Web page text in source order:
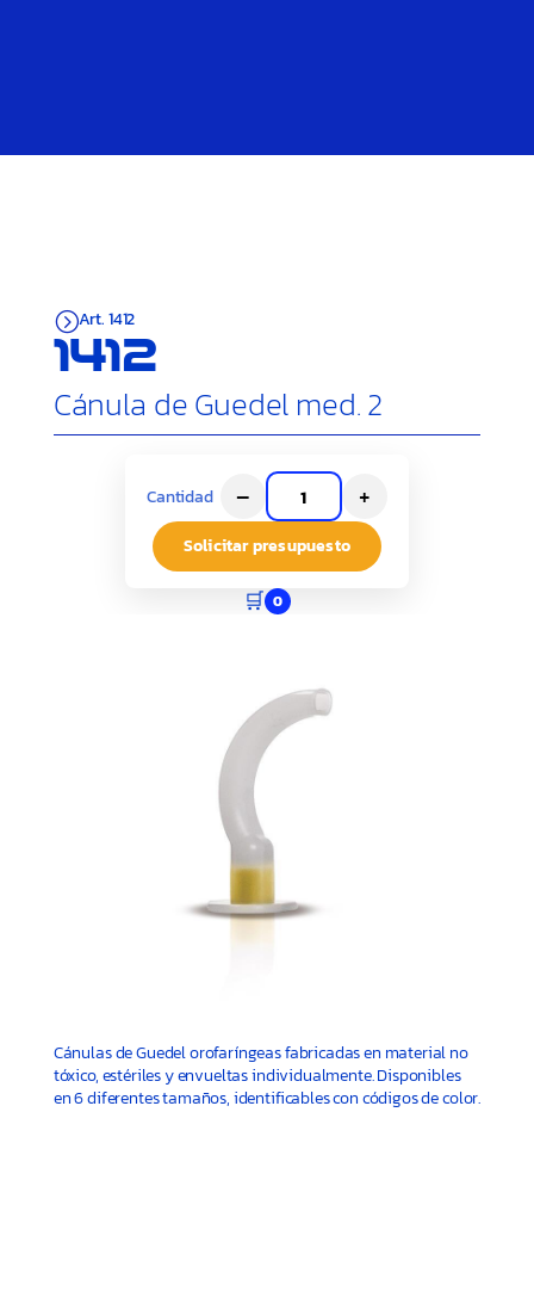
=Art. 1412
1412
Cánula de Guedel med. 2
Cantidad – +
Solicitar presupuesto
🛒 0
Cánulas de Guedel orofaríngeas fabricadas en material no
tóxico, estériles y envueltas individualmente. Disponibles
en 6 diferentes tamaños, identificables con códigos de color.